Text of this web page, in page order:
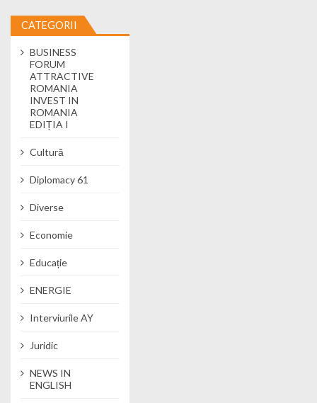
CATEGORII
BUSINESS
FORUM
ATTRACTIVE
ROMANIA
INVEST IN
ROMANIA
EDIȚIA I
Cultură
Diplomacy 61
Diverse
Economie
Educație
ENERGIE
Interviurile AY
Juridic
NEWS IN
ENGLISH